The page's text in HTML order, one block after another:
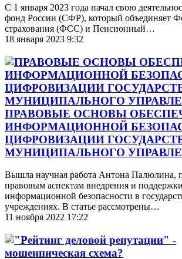
С 1 января 2023 года начал свою
фонд России (СФР), который объединяет
страхования (ФСС) и Пенсионный…
18 января 2023 9:32
ПРАВОВЫЕ ОСНОВЫ
ИНФОРМАЦИОННОЙ
ЦИФРОВИЗАЦИИ
МУНИЦИПАЛЬНОГО
Вышла научная работа Антона Палюлина,
правовым аспектам внедрения и
информационной безопасности в
учреждениях. В статье рассмотрены…
11 ноября 2022 17:22